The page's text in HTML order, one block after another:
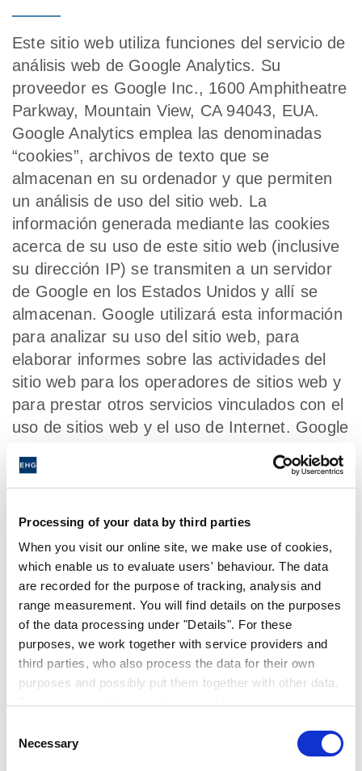
Processing of your data by third parties
When you visit our online site, we make use of cookies,
which enable us to evaluate users' behaviour. The data
are recorded for the purpose of tracking, analysis and
range measurement. You will find details on the purposes
of the data processing under "Details". For these
purposes, we work together with service providers and
third parties, who also process the data for their own
purposes and possibly put them together with other data.
consent to the processing of your data for the purposes
in question. It is voluntary, is not necessary in order to
Selection
Necessary
Este sitio web utiliza funciones del servicio de
análisis web de Google Analytics. Su
proveedor es Google Inc., 1600 Amphitheatre
Parkway, Mountain View, CA 94043, EUA.
Google Analytics emplea las denominadas
“cookies”, archivos de texto que se
almacenan en su ordenador y que permiten
un análisis de uso del sitio web. La
información generada mediante las cookies
acerca de su uso de este sitio web (inclusive
su dirección IP) se transmiten a un servidor
de Google en los Estados Unidos y allí se
almacenan. Google utilizará esta información
para analizar su uso del sitio web, para
elaborar informes sobre las actividades del
sitio web para los operadores de sitios web y
para prestar otros servicios vinculados con el
uso de sitios web y el uso de Internet. Google
terceros si fuera necesario, en la medida en
terceros traten estos datos en nombre de
Google.
Impedir el almacenamiento de las cookies
Usted puede impedir el almacenamiento de
las cookies mediante la correspondiente
configuración del software de su navegador;
no obstante, le señalamos que en ese caso
es posible que no pueda utilizar de forma
completa todas las funciones de este sitio
web. Mediante el uso de este sitio web, usted
manifiesta su conformidad para el tratamiento